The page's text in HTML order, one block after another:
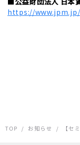
https://www.jpm.jp/
TOP / お知らせ / 【セ